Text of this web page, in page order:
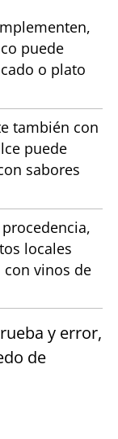
puede
o plato
también con
puede
sabores
locales
vinos de
y error,
de